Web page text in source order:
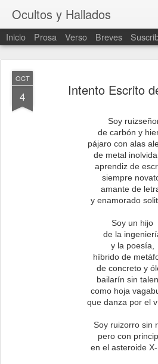
Ocultos y Hallados
Inicio Prosa Verso Breves
OCT
4 Intento Escrito
Soy
de carbón y
pájaro con alas
de metal
aprendiz de
siempre
amante de
y enamorado
Soy un hijo
de la
y la poesía,
híbrido de
de concreto y
bailarín sin
como hoja
que danza por el
Soy ruizorro sin
pero con
en el asteroide X-